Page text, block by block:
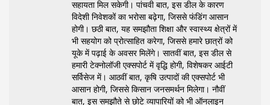
सहायता मिल सकेगी। पांचवी बात, इस डील के कारण
विदेशी निवेशकों का भरोसा बढ़ेगा, जिससे फंडिंग आसान
होगी। छठी बात, यह समझौता शिक्षा और स्वास्थ्य क्षेत्रों में
भी सहयोग को प्रोत्साहित करेगा, जिससे हमारे छात्रों को
यूके में पढ़ाई के अवसर मिलेंगे। सातवीं बात, इस डील से
हमारी टेक्नोलॉजी एक्सपोर्ट में वृद्धि होगी, विशेषकर आईटी
सर्विसेज में। आठवीं बात, कृषि उत्पादों की एक्सपोर्ट भी
आसान होगी, जिससे किसान जनसमर्थन मिलेगा। नौवीं
बात, इस समझौते से छोटे व्यापारियों को भी ऑनलाइन